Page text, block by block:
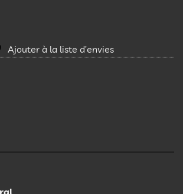
Ajouter à la liste d’envies